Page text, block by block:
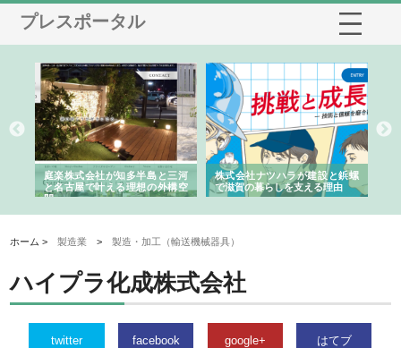
プレスポータル
庭楽株式会社が知多半島と三河
と名古屋で叶える理想の外構空
間
株式会社ナツハラが建設と鋲螺
で滋賀の暮らしを支える理由
ホーム >製造業 >製造・加工（輸送機械器具）
ハイプラ化成株式会社
twitter facebook google+ はてブ